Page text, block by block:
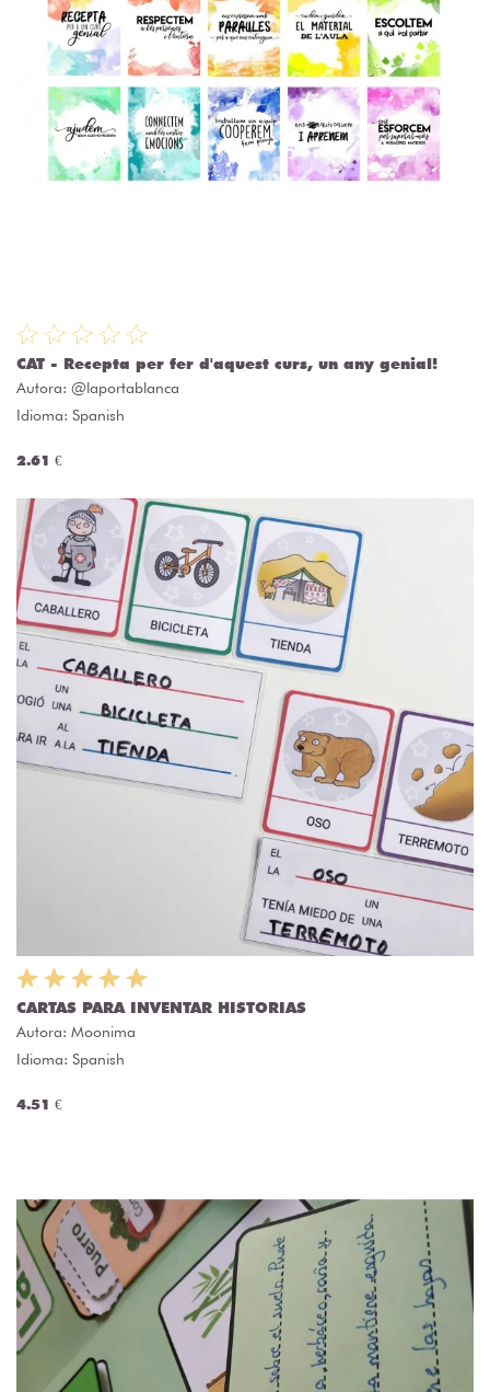
CAT - Recepta per fer d'aquest curs, un any genial!
Autora: @laportablanca
Idioma: Spanish
2.61 €
CARTAS PARA INVENTAR HISTORIAS
Autora: Moonima
Idioma: Spanish
4.51 €